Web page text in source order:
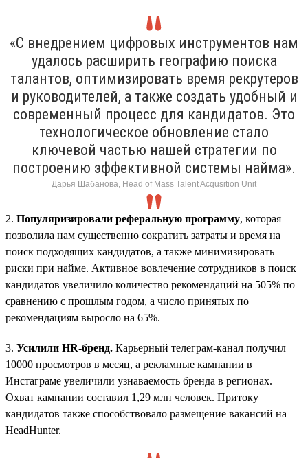
«С внедрением цифровых инструментов нам
удалось расширить географию поиска
талантов, оптимизировать время рекрутеров
и руководителей, а также создать удобный и
современный процесс для кандидатов. Это
технологическое обновление стало
ключевой частью нашей стратегии по
построению эффективной системы найма».
Дарья Шабанова, Head of Mass Talent Acqusition Unit
2. Популяризировали реферальную программу, которая
позволила нам существенно сократить затраты и время на
поиск подходящих кандидатов, а также минимизировать
риски при найме. Активное вовлечение сотрудников в поиск
кандидатов увеличило количество рекомендаций на 505% по
сравнению с прошлым годом, а число принятых по
рекомендациям выросло на 65%.
3. Усилили HR-бренд. Карьерный телеграм-канал получил
10000 просмотров в месяц, а рекламные кампании в
Инстаграме увеличили узнаваемость бренда в регионах.
Охват кампании составил 1,29 млн человек. Притоку
кандидатов также способствовало размещение вакансий на
HeadHunter.